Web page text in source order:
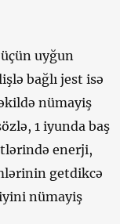
uyğun
bağlı jest isə
nümayiş
1 iyunda baş
enerji,
getdikcə
nümayiş